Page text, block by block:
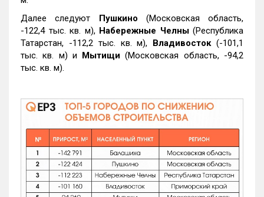
Далее следуют Пушкино (Московская область,
-122,4 тыс. кв. м), Набережные Челны(Республика
Татарстан, -112,2 тыс. кв. м), Владивосток(-101,1
тыс. кв. м) и Мытищи (Московская область, -94,2
тыс. кв. м).